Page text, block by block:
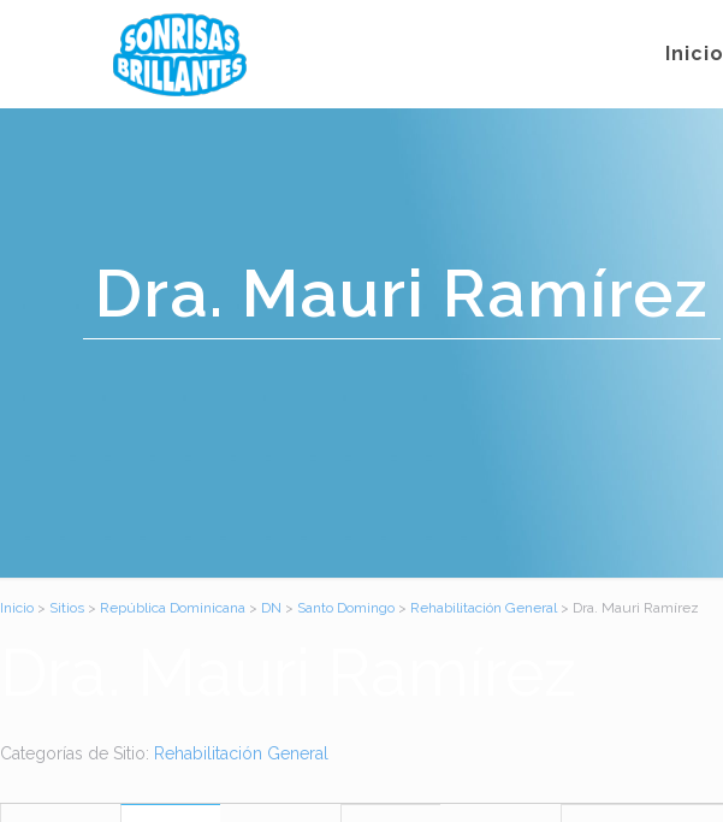
Inicio
Dra. Mauri Ramírez
Inicio > Sitios > República Dominicana > DN > Santo Domingo > Rehabilitación General> Dra. Mauri Ramírez
Categorías de Sitio: Rehabilitación General